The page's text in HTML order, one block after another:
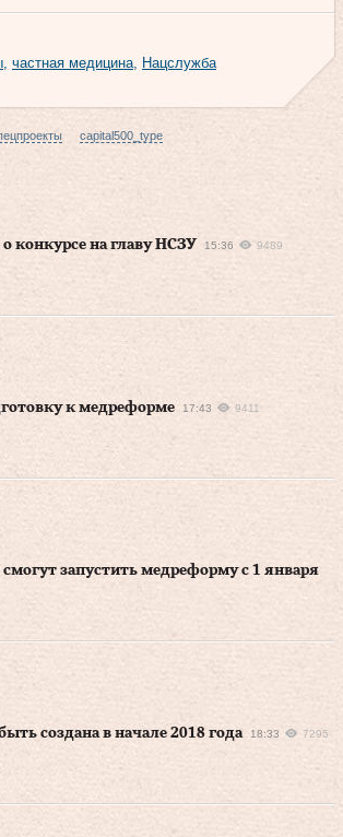
, частная медицина, Нацслужба
capital500_type
конкурсе на главу НСЗУ
15:36 9489
к медреформе
17:43 9411
запустить медреформу с 1 января
создана в начале 2018 года
18:33 7295